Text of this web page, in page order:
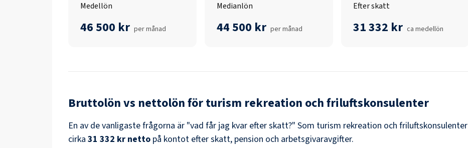
Medellön
46 500 kr per månad
Medianlön
44 500 kr per månad
Efter skatt
31 332 kr ca medellön
Bruttolön vs nettolön förturism rekreation och friluftskonsulenter
En av de vanligaste frågorna är "vad får jag kvar efter skatt?" Som turism rekreation och friluftskonsulenter
cirka 31 332 kr netto på kontot efter skatt, pension och arbetsgivaravgifter.